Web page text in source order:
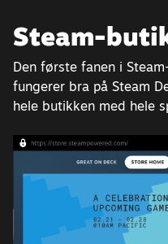
Steam-
Den første fanen i
fungerer bra på Steam
hele butikken med hele